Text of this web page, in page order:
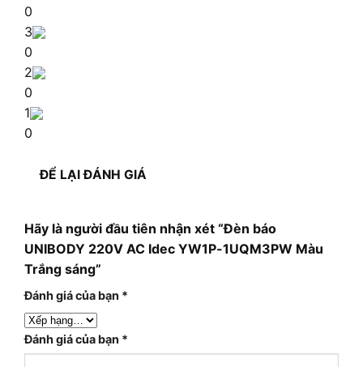
0
3
0
2
0
1
0
ĐỂ LẠI ĐÁNH GIÁ
Hãy là người đầu tiên nhận xét “Đèn báo
UNIBODY 220V AC Idec YW1P-1UQM3PW Màu
Trắng sáng”
Đánh giá của bạn *
Đánh giá của bạn *